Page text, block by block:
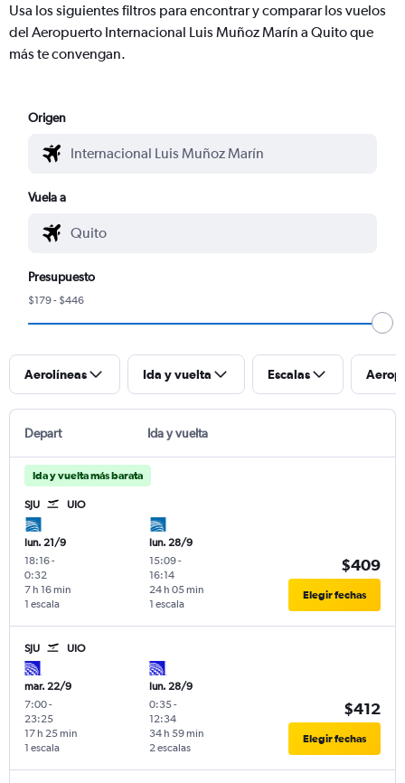
Usa los siguientes filtros para encontrar y comparar los vuelos
del Aeropuerto Internacional Luis Muñoz Marín a Quito que
más te convengan.
Origen
Vuela a
Presupuesto
$179 - $446
Aerolíneas Ida y vuelta Escalas
Depart Ida y vuelta
Ida y vuelta más barata
SJU UIO
lun. 21/9
18:16-
0:32
1 escala
7 h 16 min
lun. 28/9
15:09-
16:14
1 escala
24 h 05 min
$409
Elegir fechas
SJU UIO
mar. 22/9
7:00-
23:25
1 escala
17 h 25 min
lun. 28/9
0:35-
12:34
2 escalas
34 h 59 min
$412
Elegir fechas